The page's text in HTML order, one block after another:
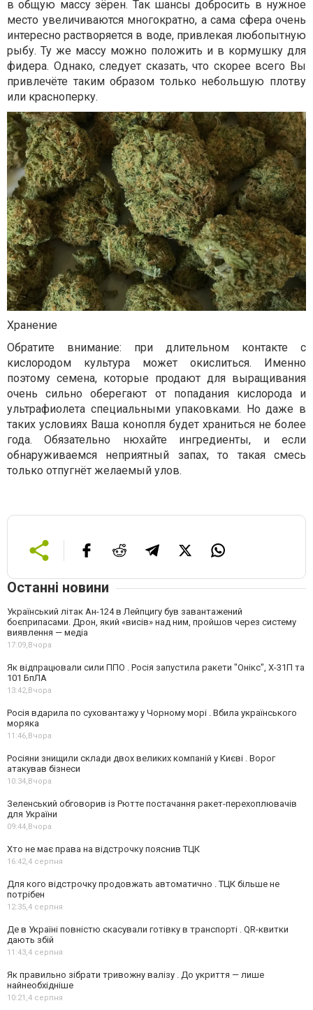
в общую массу зёрен. Так шансы добросить в нужное
место увеличиваются многократно, а сама сфера очень
интересно растворяется в воде, привлекая любопытную
рыбу. Ту же массу можно положить и в кормушку для
фидера. Однако, следует сказать, что скорее всего Вы
привлечёте таким образом только небольшую плотву
или красноперку.
Хранение
Обратите внимание: при длительном контакте с
кислородом культура может окислиться. Именно
поэтому семена, которые продают для выращивания
очень сильно оберегают от попадания кислорода и
ультрафиолета специальными упаковками. Но даже в
таких условиях Ваша конопля будет храниться не более
года. Обязательно нюхайте ингредиенты, и если
обнаруживаемся неприятный запах, то такая смесь
только отпугнёт желаемый улов.
Останні новини
Український літак Ан-124 в Лейпцигу був завантажений
боєприпасами. Дрон, який «висів» над ним, пройшов через систему
виявлення — медіа
17:09,Вчора
Як відпрацювали сили ППО . Росія запустила ракети "Онікс", Х-31П та
101 БпЛА
13:42,Вчора
Росія вдарила по суховантажу у Чорному морі . Вбила українського
моряка
11:46,Вчора
Росіяни знищили склади двох великих компаній у Києві . Ворог
атакував бізнеси
10:34,Вчора
Зеленський обговорив із Рютте постачання ракет-перехоплювачів
для України
09:44,Вчора
Хто не має права на відстрочку пояснив ТЦК
16:42,4 серпня
Для кого відстрочку продовжать автоматично . ТЦК більше не
потрібен
12:35,4 серпня
Де в Україні повністю скасували готівку в транспорті . QR-квитки
дають збій
11:43,4 серпня
Як правильно зібрати тривожну валізу . До укриття — лише
найнеобхідніше
10:21,4 серпня